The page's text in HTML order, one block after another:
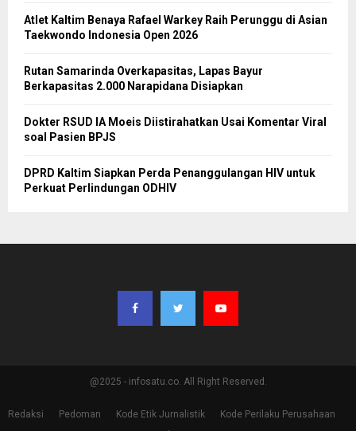
Atlet Kaltim Benaya Rafael Warkey Raih Perunggu di Asian
Taekwondo Indonesia Open 2026
Rutan Samarinda Overkapasitas, Lapas Bayur
Berkapasitas 2.000 Narapidana Disiapkan
Dokter RSUD IA Moeis Diistirahatkan Usai Komentar Viral
soal Pasien BPJS
DPRD Kaltim Siapkan Perda Penanggulangan HIV untuk
Perkuat Perlindungan ODHIV
@2025 - infosatu.co. All Right Reserved.
Redaksi Pedoman Kode Etik Jurnalistik
Kode Perilaku Perusahaan